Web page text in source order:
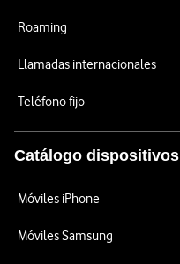
Roaming
Llamadas internacionales
Teléfono fijo
Catálogo dispositivos
Móviles iPhone
Móviles Samsung